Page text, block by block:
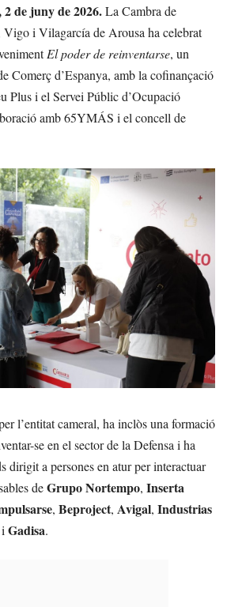
de juny de 2026.La Cambra de
Vigo i Vilagarcía de Arousa ha celebrat
El poder de reinventarse, un
Comerç d’Espanya, amb la cofinançació
Plus i el Servei Públic d’Ocupació
amb 65YMÁS i el concell de
l’entitat cameral, ha inclòs una formació
se en el sector de la Defensa i ha
dirigit a persones en atur per interactuar
deGrupo Nortempo, Inserta
, Beproject, Avigal, Industrias
iGadisa.